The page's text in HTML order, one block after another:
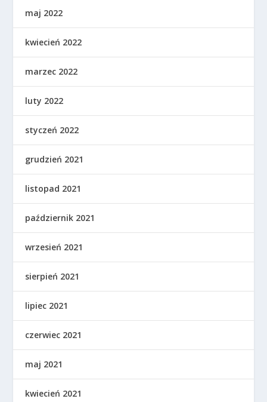
maj 2022
kwiecień 2022
marzec 2022
luty 2022
styczeń 2022
grudzień 2021
listopad 2021
październik 2021
wrzesień 2021
sierpień 2021
lipiec 2021
czerwiec 2021
maj 2021
kwiecień 2021